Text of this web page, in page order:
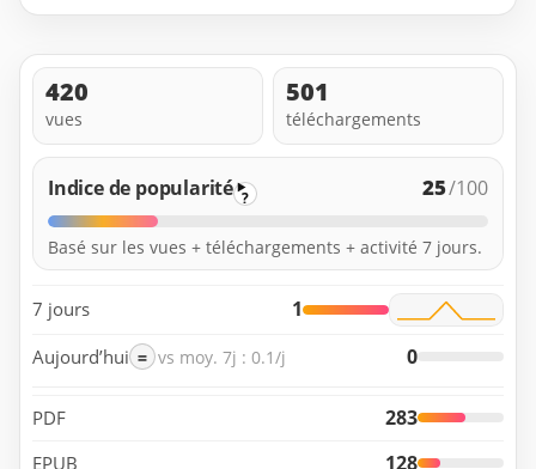
420
vues
501
téléchargements
Indice de popularité ? 25/100
Basé sur les vues + téléchargements + activité 7 jours.
7 jours 1
Aujourd’hui = vs moy. 7j : 0.1/j 0
PDF 283
EPUB 128